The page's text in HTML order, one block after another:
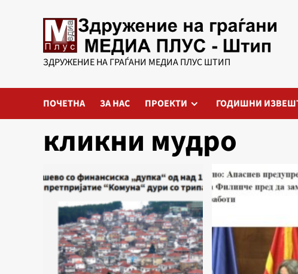
ЗДРУЖЕНИЕ НА ГРАЃАНИ МЕДИА ПЛУС ШТИП
ПОЧЕТНА ЗА НАС ПРОЕКТИ ГОДИШНИ
кликни мудро